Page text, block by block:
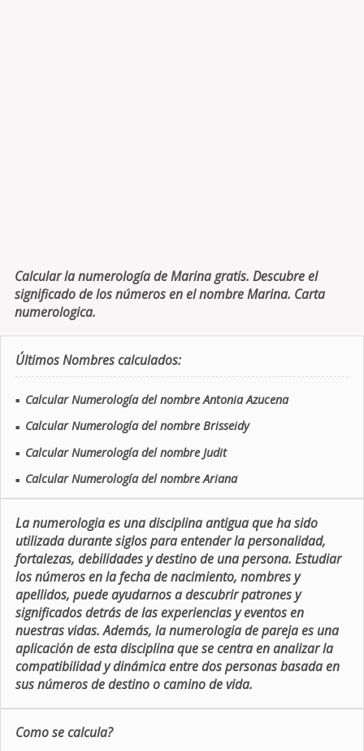
Calcular la numerología de Marina gratis. Descubre el
significado de los números en el nombre Marina. Carta
numerologica.
Últimos Nombres calculados:
■ Calcular Numerología del nombre Antonia Azucena
■ Calcular Numerología del nombre Brisseidy
■ Calcular Numerología del nombre Judit
■ Calcular Numerología del nombre Ariana
La numerologia es una disciplina antigua que ha sido
utilizada durante siglos para entender la personalidad,
fortalezas, debilidades y destino de una persona. Estudiar
los números en la fecha de nacimiento, nombres y
apellidos, puede ayudarnos a descubrir patrones y
significados detrás de las experiencias y eventos en
nuestras vidas. Además, la numerologia de pareja es una
aplicación de esta disciplina que se centra en analizar la
compatibilidad y dinámica entre dos personas basada en
sus números de destino o camino de vida.
Como se calcula?